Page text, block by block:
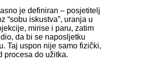
je definiran – posjetitelj
“sobu iskustva”, uranja u
mirise i paru, zatim
da bi se naposljetku
Taj uspon nije samo fizički,
procesa do užitka.